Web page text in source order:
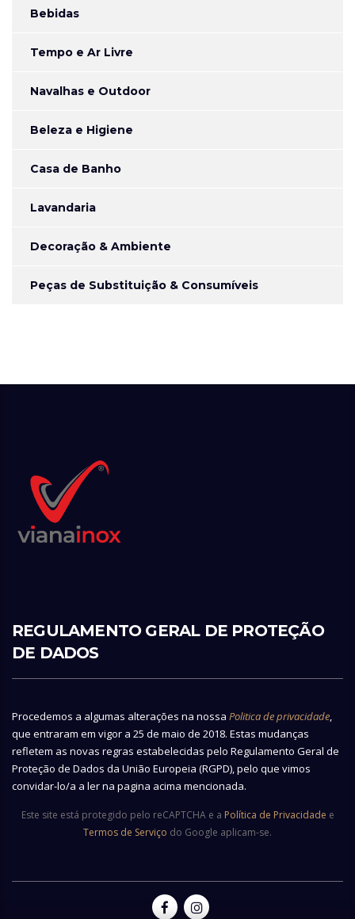
Bebidas
Tempo e Ar Livre
Navalhas e Outdoor
Beleza e Higiene
Casa de Banho
Lavandaria
Decoração & Ambiente
Peças de Substituição & Consumíveis
REGULAMENTO GERAL DE PROTEÇÃO
DE DADOS
Procedemos a algumas alterações na nossa Politica de privacidade,
que entraram em vigor a 25 de maio de 2018. Estas mudanças
refletem as novas regras estabelecidas pelo Regulamento Geral de
Proteção de Dados da União Europeia (RGPD), pelo que vimos
convidar-lo/a a ler na pagina acima mencionada.
Este site está protegido pelo reCAPTCHA e a Política de Privacidade e
Termos de Serviço do Google aplicam-se.